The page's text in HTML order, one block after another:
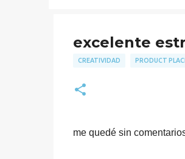
excelente
CREATIVIDAD PRODUCT
me quedé sin